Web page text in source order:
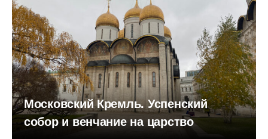
Московский Кремль. Успенский
собор и венчание на царство